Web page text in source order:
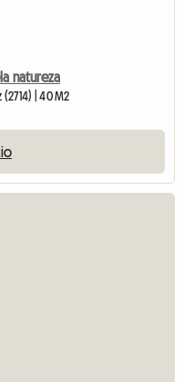
natureza
| 40 M2